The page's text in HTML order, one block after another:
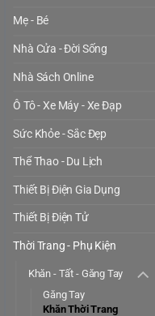
Mẹ - Bé
Nhà Cửa - Đời Sống
Nhà Sách Online
Ô Tô - Xe Máy - Xe Đạp
Sức Khỏe - Sắc Đẹp
Thể Thao - Du Lịch
Thiết Bị Điện Gia Dụng
Thiết Bị Điện Tử
Thời Trang - Phụ Kiện
Khăn - Tất - Găng Tay
Găng Tay
Khăn Thời Trang